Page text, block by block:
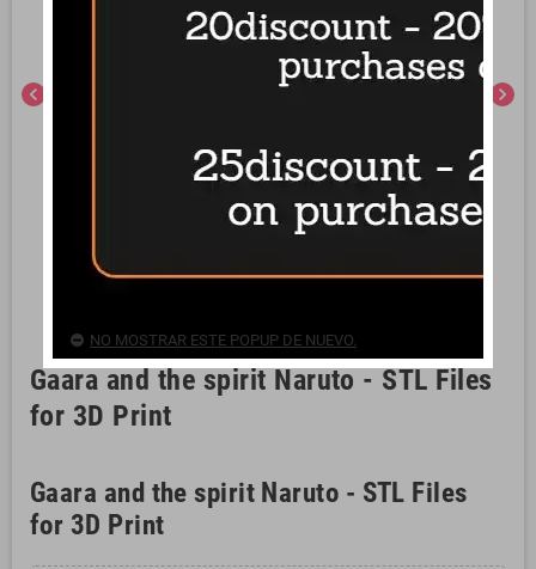
chevron_left chevron_right
Gaara and the spirit Naruto - STL Files
for 3D Print
Gaara and the spirit Naruto - STL Files
for 3D Print
NO MOSTRAR ESTE POPUP DE NUEVO.